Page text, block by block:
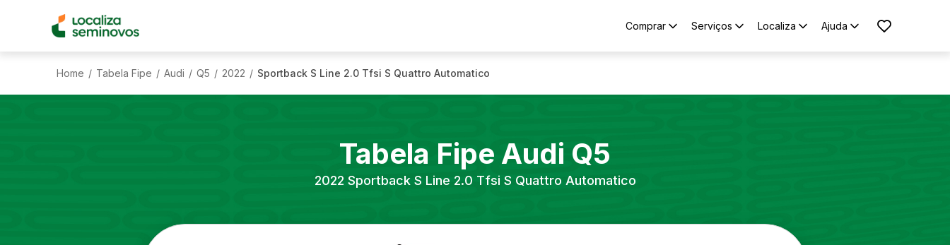
Comprar Serviços Localiza Ajuda
Home / Tabela Fipe / Audi / Q5 / 2022 / Sportback S Line 2.0 Tfsi S Quattro Automatico
Tabela Fipe Audi Q5
2022 Sportback S Line 2.0 Tfsi S Quattro Automatico